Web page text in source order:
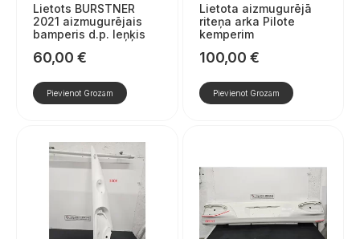
Lietots BURSTNER
2021 aizmugurējais
bamperis d.p. leņķis
60,00 €
Pievienot Grozam
Lietota aizmugurējā
riteņa arka Pilote
kemperim
100,00 €
Pievienot Grozam